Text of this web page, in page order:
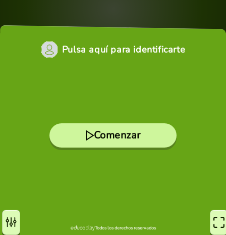
Pulsa aquí para identificarte
Comenzar
Todos los derechos reservados